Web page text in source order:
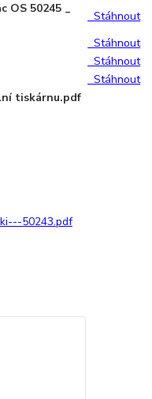
OS 50245 _
Stáhnout
Stáhnout
Stáhnout
Stáhnout
tiskárnu.pdf
50243.pdf